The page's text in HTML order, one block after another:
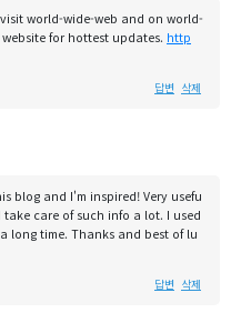
world-wide-web and on world-
for hottest updates. http
답변 삭제
blog and I'm inspired! Very usefu
care of such info a lot. I used
long time. Thanks and best of lu
답변 삭제